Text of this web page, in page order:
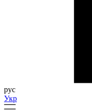
рус
Укр